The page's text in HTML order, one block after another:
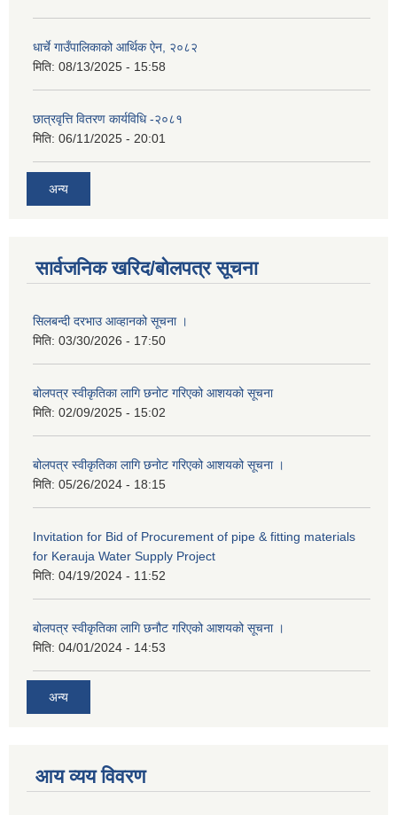
धार्चे गाउँपालिकाको आर्थिक ऐन, २०८२
मिति: 08/13/2025 - 15:58
छात्रवृत्ति वितरण कार्यविधि -२०८१
मिति: 06/11/2025 - 20:01
अन्य
सार्वजनिक खरिद/बोलपत्र सूचना
सिलबन्दी दरभाउ आव्हानको सूचना ।
मिति: 03/30/2026 - 17:50
बोलपत्र स्वीकृतिका लागि छनोट गरिएको आशयको सूचना
मिति: 02/09/2025 - 15:02
बोलपत्र स्वीकृतिका लागि छनोट गरिएको आशयको सूचना ।
मिति: 05/26/2024 - 18:15
Invitation for Bid of Procurement of pipe & fitting materials
for Kerauja Water Supply Project
मिति: 04/19/2024 - 11:52
बोलपत्र स्वीकृतिका लागि छनौट गरिएको आशयको सूचना ।
मिति: 04/01/2024 - 14:53
अन्य
आय व्यय विवरण